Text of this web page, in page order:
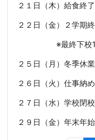
２１日（木）給食終
２２日（金）２学期
※最終下校
２５日（月）冬季休業
２６日（火）仕事納め
２７日（水）学校閉
２９日（金）年末年